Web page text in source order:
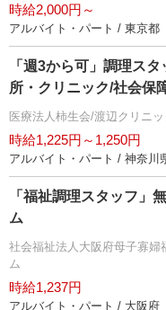
時給2,000円～
アルバイト・パート / 東京都
「週3から可」調理ス
所・クリニック/社会保
医療法人柿生会/渡辺クリニッ
時給1,225円～1,250円
アルバイト・パート / 神奈川
「福祉調理スタッフ」
ム
社会福祉法人大阪府母子寡
ム
時給1,237円
アルバイト・パート / 大阪府